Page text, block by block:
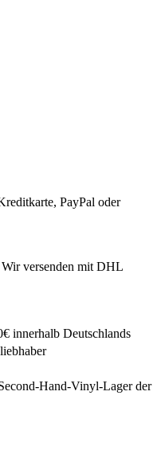
PayPal oder
Wir versenden mit DHL
innerhalb Deutschlands
Hand-Vinyl-Lager der